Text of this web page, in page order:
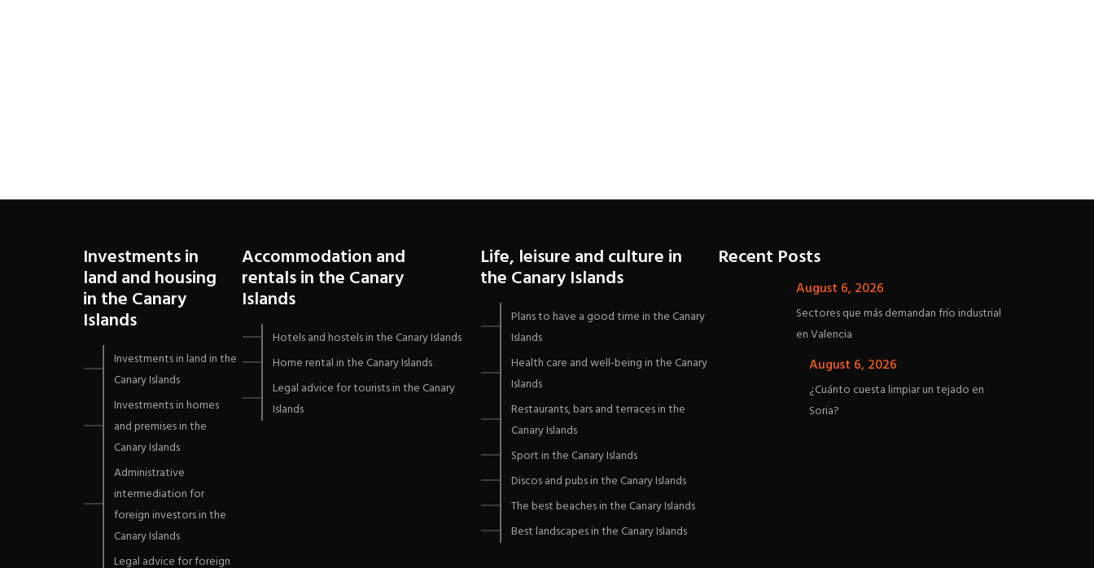
Investments in
land and housing
in the Canary
Islands
Investments in land in the
Canary Islands
Investments in homes
and premises in the
Canary Islands
Administrative
intermediation for
foreign investors in the
Canary Islands
Legal advice for foreign
Accommodation and
rentals in the Canary
Islands
Hotels and hostels in the Canary Islands
Home rental in the Canary Islands
Legal advice for tourists in the Canary
Islands
Life, leisure and culture in
the Canary Islands
Plans to have a good time in the Canary
Islands
Health care and well-being in the Canary
Islands
Restaurants, bars and terraces in the
Canary Islands
Sport in the Canary Islands
Discos and pubs in the Canary Islands
The best beaches in the Canary Islands
Best landscapes in the Canary Islands
Recent Posts
August 6, 2026
Sectores que más demandan frío industrial
en Valencia
August 6, 2026
¿Cuánto cuesta limpiar un tejado en
Soria?